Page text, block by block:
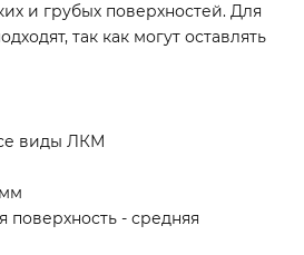
и грубых поверхностей. Для
так как могут оставлять
виды ЛКМ
поверхность - средняя